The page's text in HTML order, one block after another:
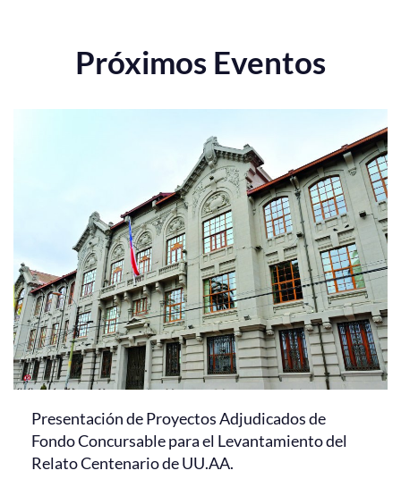
Próximos Eventos
Presentación de Proyectos Adjudicados de
Fondo Concursable para el Levantamiento del
Relato Centenario de UU.AA.